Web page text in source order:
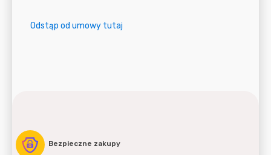
Odstąp od umowy tutaj
Bezpieczne zakupy